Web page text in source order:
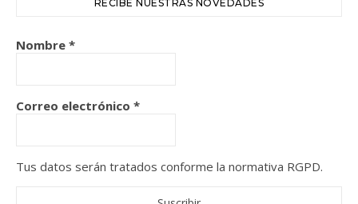
RECIBE NUESTRAS NOVEDADES
Nombre *
Correo electrónico *
Tus datos serán tratados conforme la normativa RGPD.